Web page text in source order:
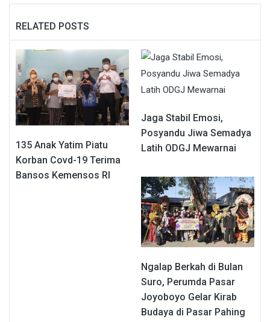
RELATED POSTS
135 Anak Yatim Piatu
Korban Covd-19 Terima
Bansos Kemensos RI
Jaga Stabil Emosi,
Posyandu Jiwa Semadya
Latih ODGJ Mewarnai
Ngalap Berkah di Bulan
Suro, Perumda Pasar
Joyoboyo Gelar Kirab
Budaya di Pasar Pahing